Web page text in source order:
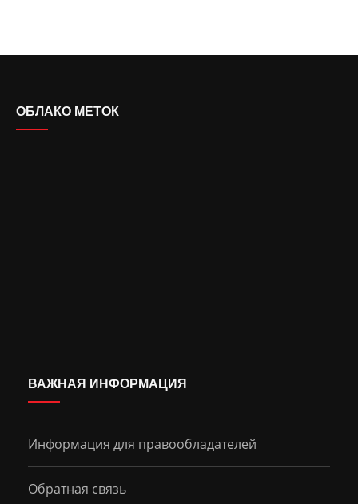
ОБЛАКО МЕТОК
ВАЖНАЯ ИНФОРМАЦИЯ
Информация для правообладателей
Обратная связь